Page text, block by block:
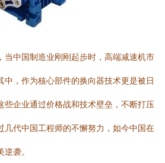
当中国制造业刚刚起步时，高端减速机市
中，作为核心部件的换向器技术更是被日
些企业通过价格战和技术壁垒，不断打压
几代中国工程师的不懈努力，如今中国在
袭。